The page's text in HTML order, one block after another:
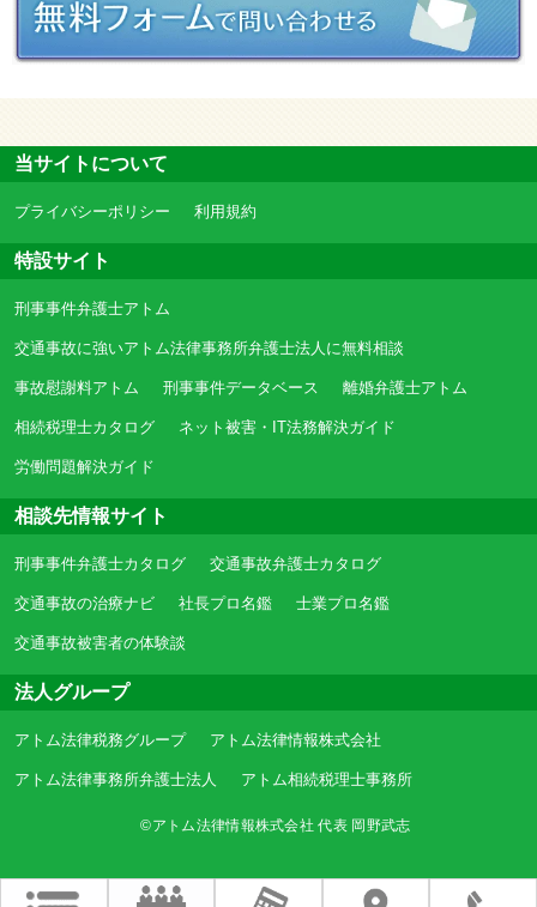
当サイトについて
プライバシーポリシー 利用規約
特設サイト
刑事事件弁護士アトム
交通事故に強いアトム法律事務所弁護士法人に無料相談
事故慰謝料アトム 刑事事件データベース 離婚弁護士アトム
相続税理士カタログ ネット被害・IT法務解決ガイド
労働問題解決ガイド
相談先情報サイト
刑事事件弁護士カタログ 交通事故弁護士カタログ
交通事故の治療ナビ 社長プロ名鑑 士業プロ名鑑
交通事故被害者の体験談
法人グループ
アトム法律税務グループ アトム法律情報株式会社
アトム法律事務所弁護士法人 アトム相続税理士事務所
©アトム法律情報株式会社 代表 岡野武志